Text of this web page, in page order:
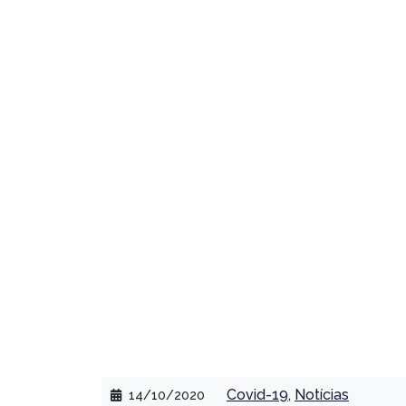
14/10/2020 Covid-19, Notícias